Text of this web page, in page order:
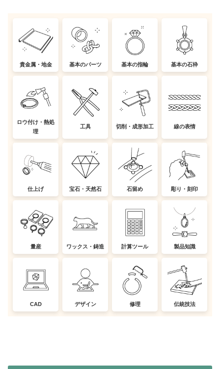
貴金属・地金 基本のパーツ 基本の指輪 基本の石枠
ロウ付け・熱処
理
工具 切削・成形加工 線の表情
仕上げ 宝石・天然石 石留め 彫り・刻印
量産 ワックス・鋳造 計算ツール 製品知識
CAD デザイン 修理 伝統技法